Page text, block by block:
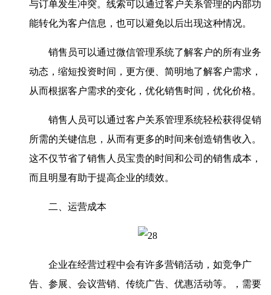
与订单发生冲突。线索可以通过客户关系管理的内部功
能转化为客户信息，也可以避免以后出现这种情况。
销售员可以通过微信管理系统了解客户的所有业务
动态，缩短投资时间，更方便、简明地了解客户需求，
从而根据客户需求的变化，优化销售时间，优化价格。
销售人员可以通过客户关系管理系统轻松获得促销
所需的关键信息，从而有更多的时间来创造销售收入。
这不仅节省了销售人员宝贵的时间和公司的销售成本，
而且明显有助于提高企业的绩效。
二、运营成本
企业在经营过程中会有许多营销活动，如竞争广
告、参展、会议营销、传统广告、优惠活动等。，需要